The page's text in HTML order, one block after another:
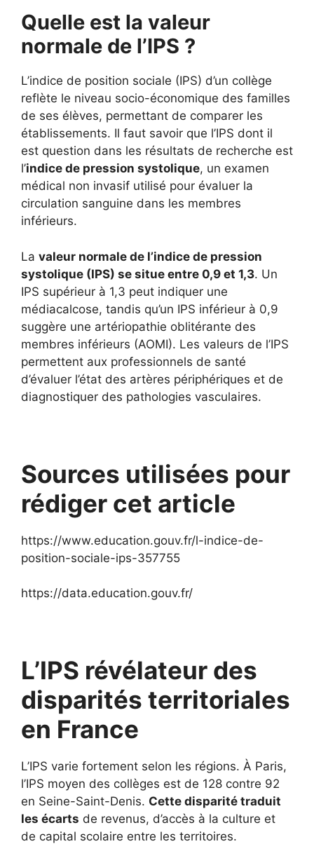
Quelle est la valeur
normale de l’IPS ?
L’indice de position sociale (IPS) d’un collège
reflète le niveau socio-économique des familles
de ses élèves, permettant de comparer les
établissements. Il faut savoir que l’IPS dont il
est question dans les résultats de recherche est
l’indice de pression systolique, un examen
médical non invasif utilisé pour évaluer la
circulation sanguine dans les membres
inférieurs.
La valeur normale de l’indice de pression
systolique (IPS) se situe entre 0,9 et 1,3. Un
IPS supérieur à 1,3 peut indiquer une
médiacalcose, tandis qu’un IPS inférieur à 0,9
suggère une artériopathie oblitérante des
membres inférieurs (AOMI). Les valeurs de l’IPS
permettent aux professionnels de santé
d’évaluer l’état des artères périphériques et de
diagnostiquer des pathologies vasculaires.
Sources utilisées pour
rédiger cet article
https://www.education.gouv.fr/l-indice-de-
position-sociale-ips-357755
https://data.education.gouv.fr/
L’IPS révélateur des
disparités territoriales
en France
L’IPS varie fortement selon les régions. À Paris,
l’IPS moyen des collèges est de 128 contre 92
en Seine-Saint-Denis. Cette disparité traduit
les écarts de revenus, d’accès à la culture et
de capital scolaire entre les territoires.